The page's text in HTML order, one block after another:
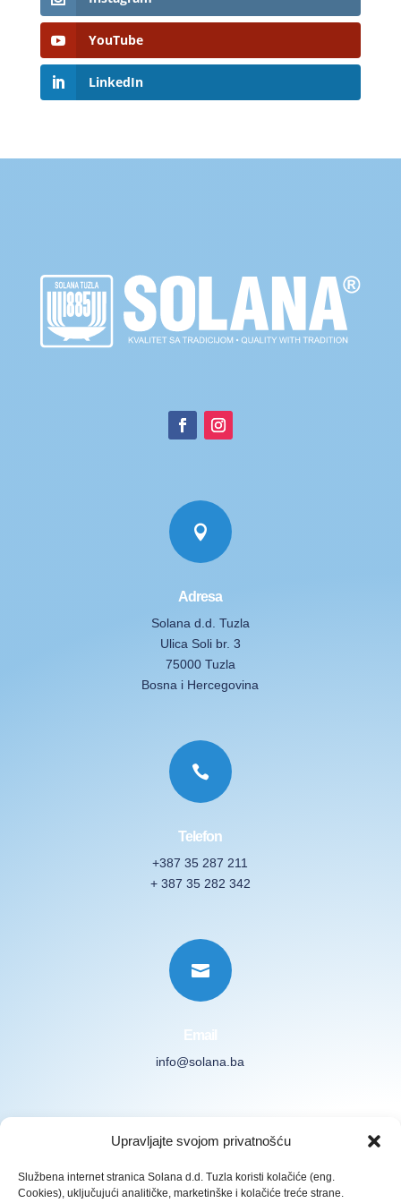
Upravljajte svojom privatnošću
Službena internet stranica Solana d.d. Tuzla koristi kolačiće (eng.
Cookies), uključujući analitičke, marketinške i kolačiće treće strane.
YouTube
LinkedIn

Adresa
Solana d.d. Tuzla
Ulica Soli br. 3
75000 Tuzla
Bosna i Hercegovina

Telefon
+387 35 287 211
+ 387 35 282 342

Email
info@solana.ba